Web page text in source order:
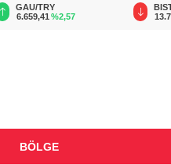
GAU/TRY
6.659,41 %2,57
BÖLGE